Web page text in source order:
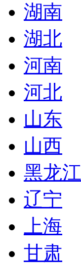
湖南
湖北
河南
河北
山东
山西
黑龙江
辽宁
上海
甘肃